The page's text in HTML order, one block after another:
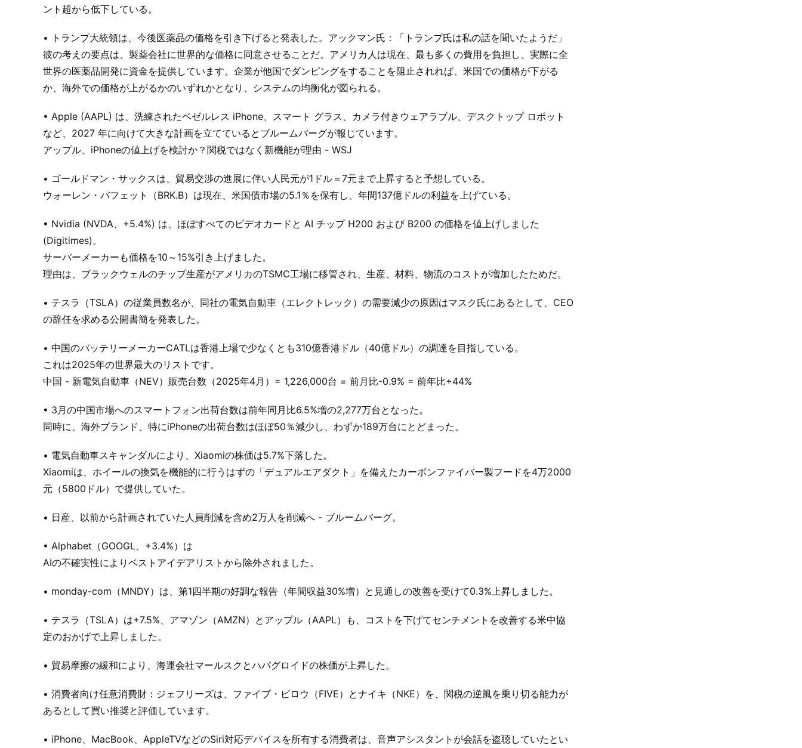
ント超から低下している。
• トランプ大統領は、今後医薬品の価格を引き下げると発表した。アックマン氏：「トランプ氏は私の話を聞いたようだ」
彼の考えの要点は、製薬会社に世界的な価格に同意させることだ。アメリカ人は現在、最も多くの費用を負担し、実際に全
世界の医薬品開発に資金を提供しています。企業が他国でダンピングをすることを阻止されれば、米国での価格が下がる
か、海外での価格が上がるかのいずれかとなり、システムの均衡化が図られる。
• Apple (AAPL) は、洗練されたベゼルレス iPhone、スマート グラス、カメラ付きウェアラブル、デスクトップ ロボット
など、2027 年に向けて大きな計画を立てているとブルームバーグが報じています。
アップル、iPhoneの値上げを検討か？関税ではなく新機能が理由 - WSJ
• ゴールドマン・サックスは、貿易交渉の進展に伴い人民元が1ドル＝7元まで上昇すると予想している。
ウォーレン・バフェット（BRK.B）は現在、米国債市場の5.1％を保有し、年間137億ドルの利益を上げている。
• Nvidia (NVDA、+5.4%) は、ほぼすべてのビデオカードと AI チップ H200 および B200 の価格を値上げしました
(Digitimes)。
サーバーメーカーも価格を10～15%引き上げました。
理由は、ブラックウェルのチップ生産がアメリカのTSMC工場に移管され、生産、材料、物流のコストが増加したためだ。
• テスラ（TSLA）の従業員数名が、同社の電気自動車（エレクトレック）の需要減少の原因はマスク氏にあるとして、CEO
の辞任を求める公開書簡を発表した。
• 中国のバッテリーメーカーCATLは香港上場で少なくとも310億香港ドル（40億ドル）の調達を目指している。
これは2025年の世界最大のリストです。
中国 - 新電気自動車（NEV）販売台数（2025年4月）= 1,226,000台 = 前月比-0.9% = 前年比+44%
• 3月の中国市場へのスマートフォン出荷台数は前年同月比6.5%増の2,277万台となった。
同時に、海外ブランド、特にiPhoneの出荷台数はほぼ50％減少し、わずか189万台にとどまった。
• 電気自動車スキャンダルにより、Xiaomiの株価は5.7%下落した。
Xiaomiは、ホイールの換気を機能的に行うはずの「デュアルエアダクト」を備えたカーボンファイバー製フードを4万2000
元（5800ドル）で提供していた。
• 日産、以前から計画されていた人員削減を含め2万人を削減へ - ブルームバーグ。
• Alphabet（GOOGL、+3.4%）は
AIの不確実性によりベストアイデアリストから除外されました。
• monday-com（MNDY）は、第1四半期の好調な報告（年間収益30%増）と見通しの改善を受けて0.3%上昇しました。
• テスラ（TSLA）は+7.5%、アマゾン（AMZN）とアップル（AAPL）も、コストを下げてセンチメントを改善する米中協
定のおかげで上昇しました。
• 貿易摩擦の緩和により、海運会社マールスクとハパグロイドの株価が上昇した。
• 消費者向け任意消費財：ジェフリーズは、ファイブ・ビロウ（FIVE）とナイキ（NKE）を、関税の逆風を乗り切る能力が
あるとして買い推奨と評価しています。
• iPhone、MacBook、AppleTVなどのSiri対応デバイスを所有する消費者は、音声アシスタントが会話を盗聴していたとい